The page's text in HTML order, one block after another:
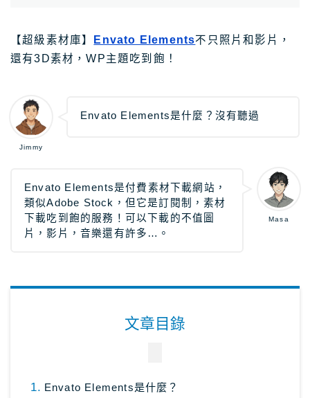
日亞｜最新優惠券
日亞｜必買2025
日亞｜Amazon Music
日本樂天｜最新優惠
12大日本轉運比較
TravelJP 日本旅遊超值資訊
日本租車｜Tabirai租車
Stockphoto 付費圖庫，免費圖庫介紹
【超級素材庫】 Envato Elements不只照片和影片，
還有3D素材，WP主題吃到飽！
Jimmy
Envato Elements是什麼？沒有聽過
Masa
Envato Elements是付費素材下載網站，
類似Adobe Stock，但它是訂閱制，素材
下載吃到飽的服務！可以下載的不值圖
片，影片，音樂還有許多…。
文章目錄
Envato Elements是什麼？